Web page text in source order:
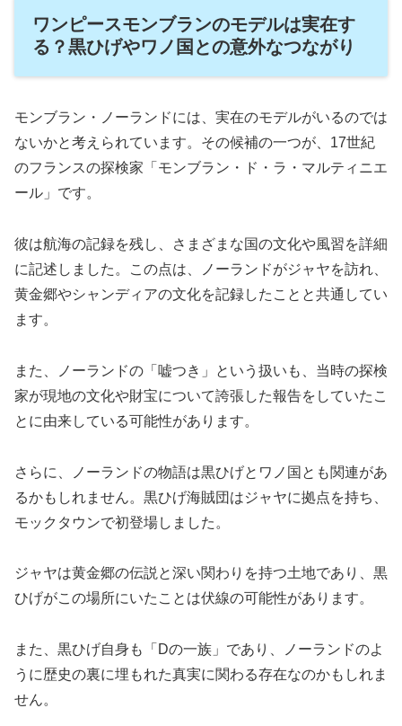
ワンピースモンブランのモデルは実在す
る？黒ひげやワノ国との意外なつながり
モンブラン・ノーランドには、実在のモデルがいるのでは
ないかと考えられています。その候補の一つが、17世紀
のフランスの探検家「モンブラン・ド・ラ・マルティニエ
ール」です。
彼は航海の記録を残し、さまざまな国の文化や風習を詳細
に記述しました。この点は、ノーランドがジャヤを訪れ、
黄金郷やシャンディアの文化を記録したことと共通してい
ます。
また、ノーランドの「嘘つき」という扱いも、当時の探検
家が現地の文化や財宝について誇張した報告をしていたこ
とに由来している可能性があります。
さらに、ノーランドの物語は黒ひげとワノ国とも関連があ
るかもしれません。黒ひげ海賊団はジャヤに拠点を持ち、
モックタウンで初登場しました。
ジャヤは黄金郷の伝説と深い関わりを持つ土地であり、黒
ひげがこの場所にいたことは伏線の可能性があります。
また、黒ひげ自身も「Dの一族」であり、ノーランドのよ
うに歴史の裏に埋もれた真実に関わる存在なのかもしれま
せん。